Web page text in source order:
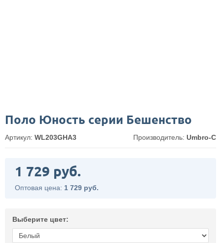
Поло Юность серии Бешенство
Артикул: WL203GHA3 Производитель: Umbro-C
1 729 руб.
Оптовая цена: 1 729 руб.
Выберите цвет: